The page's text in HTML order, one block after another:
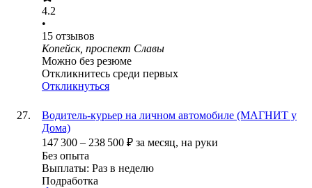
4.2
•
15 отзывов
Копейск, проспект Славы
Можно без резюме
Откликнитесь среди первых
Откликнуться
Водитель-курьер на личном автомобиле (МАГНИТ у
Дома)
147 300 – 238 500 ₽ за месяц, на руки
Без опыта
Выплаты: Раз в неделю
Подработка